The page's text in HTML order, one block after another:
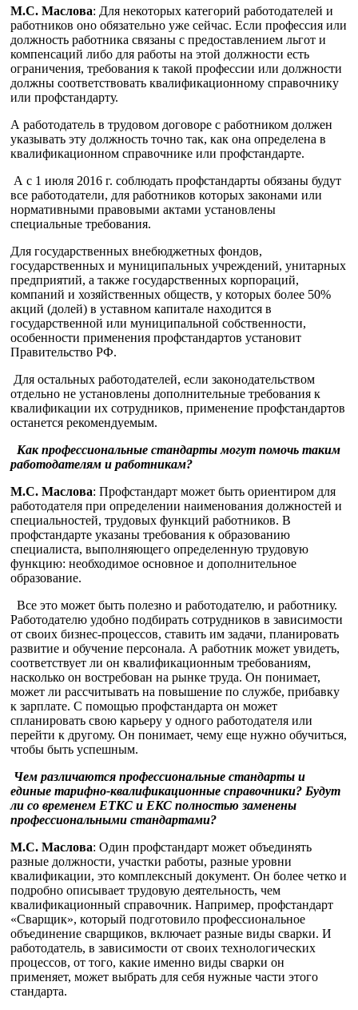
М.С. Маслова: Для некоторых категорий работодателей и
работников оно обязательно уже сейчас. Если профессия или
должность работника связаны с предоставлением льгот и
компенсаций либо для работы на этой должности есть
ограничения, требования к такой профессии или должности
должны соответствовать квалификационному справочнику
или профстандарту.
А работодатель в трудовом договоре с работником должен
указывать эту должность точно так, как она определена в
квалификационном справочнике или профстандарте.
А с 1 июля 2016 г. соблюдать профстандарты обязаны будут
все работодатели, для работников которых законами или
нормативными правовыми актами установлены
специальные требования.
Для государственных внебюджетных фондов,
государственных и муниципальных учреждений, унитарных
предприятий, а также государственных корпораций,
компаний и хозяйственных обществ, у которых более 50%
акций (долей) в уставном капитале находится в
государственной или муниципальной собственности,
особенности применения профстандартов установит
Правительство РФ.
Для остальных работодателей, если законодательством
отдельно не установлены дополнительные требования к
квалификации их сотрудников, применение профстандартов
останется рекомендуемым.
Как профессиональные стандарты могут помочь таким
работодателям и работникам?
М.С. Маслова: Профстандарт может быть ориентиром для
работодателя при определении наименования должностей и
специальностей, трудовых функций работников. В
профстандарте указаны требования к образованию
специалиста, выполняющего определенную трудовую
функцию: необходимое основное и дополнительное
образование.
Все это может быть полезно и работодателю, и работнику.
Работодателю удобно подбирать сотрудников в зависимости
от своих бизнес-процессов, ставить им задачи, планировать
развитие и обучение персонала. А работник может увидеть,
соответствует ли он квалификационным требованиям,
насколько он востребован на рынке труда. Он понимает,
может ли рассчитывать на повышение по службе, прибавку
к зарплате. С помощью профстандарта он может
спланировать свою карьеру у одного работодателя или
перейти к другому. Он понимает, чему еще нужно обучиться,
чтобы быть успешным.
Чем различаются профессиональные стандарты и
единые тарифно-квалификационные справочники? Будут
ли со временем ЕТКС и ЕКС полностью заменены
профессиональными стандартами?
М.С. Маслова: Один профстандарт может объединять
разные должности, участки работы, разные уровни
квалификации, это комплексный документ. Он более четко и
подробно описывает трудовую деятельность, чем
квалификационный справочник. Например, профстандарт
«Сварщик», который подготовило профессиональное
объединение сварщиков, включает разные виды сварки. И
работодатель, в зависимости от своих технологических
процессов, от того, какие именно виды сварки он
применяет, может выбрать для себя нужные части этого
стандарта.